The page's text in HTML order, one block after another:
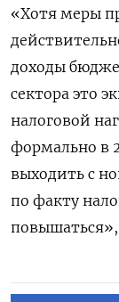
«Хотя меры
доходы
сектора это
налоговой
формально в
выходить с
по факту